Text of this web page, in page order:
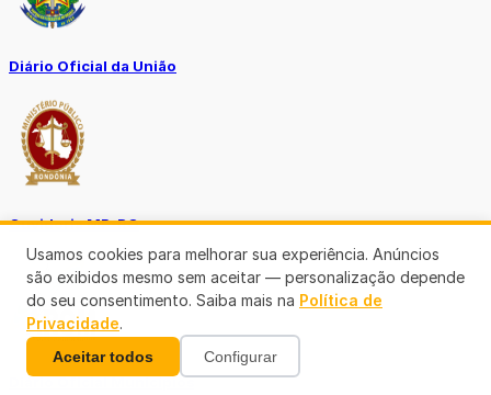
Diário Oficial da União
Ouvidoria MP-RO
Diário Oficial Municípios
Usamos cookies para melhorar sua experiência. Anúncios
são exibidos mesmo sem aceitar — personalização depende
do seu consentimento. Saiba mais na Política de
Privacidade.
Aceitar todos Configurar